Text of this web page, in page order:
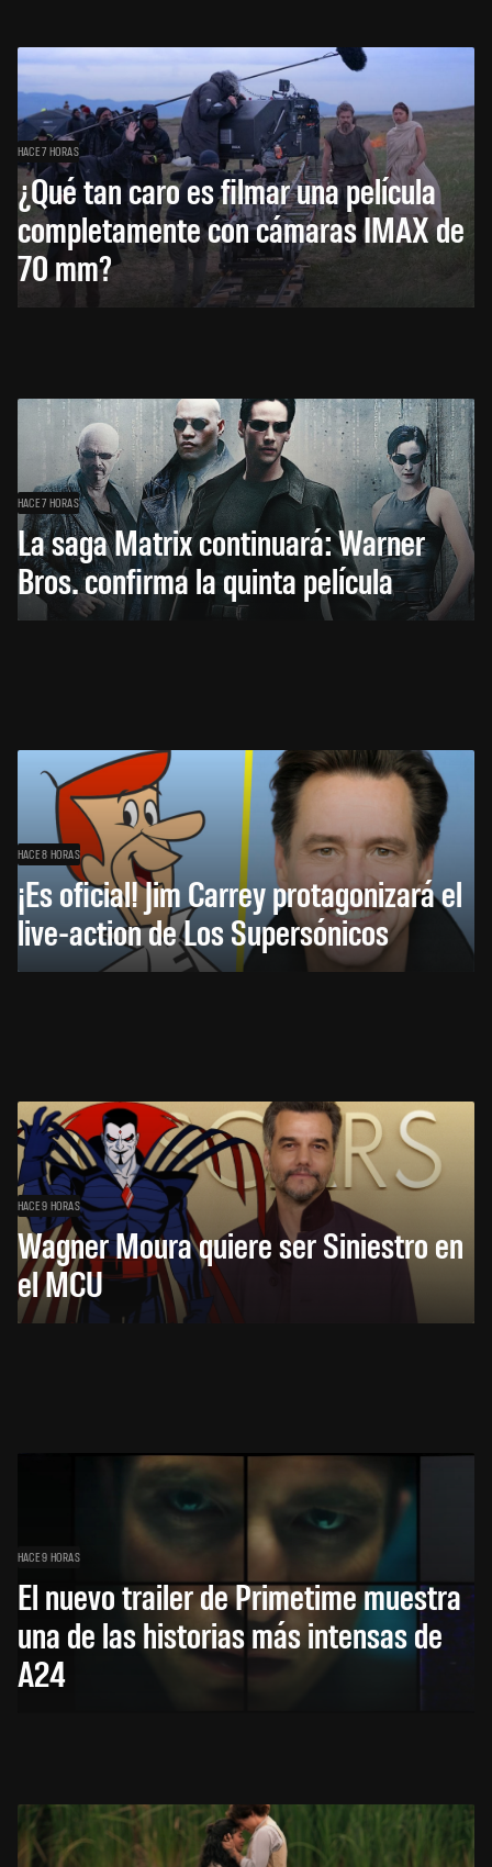
HACE 7 HORAS
¿Qué tan caro es filmar una película
completamente con cámaras IMAX de
70 mm?
HACE 7 HORAS
La saga Matrix continuará: Warner
Bros. confirma la quinta película
HACE 8 HORAS
¡Es oficial! Jim Carrey protagonizará el
live-action de Los Supersónicos
HACE 9 HORAS
Wagner Moura quiere ser Siniestro en
el MCU
HACE 9 HORAS
El nuevo trailer de Primetime muestra
una de las historias más intensas de
A24